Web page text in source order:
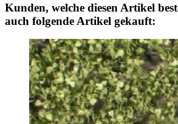
Kunden, welche diesen Artikel
auch folgende Artikel gekauft: